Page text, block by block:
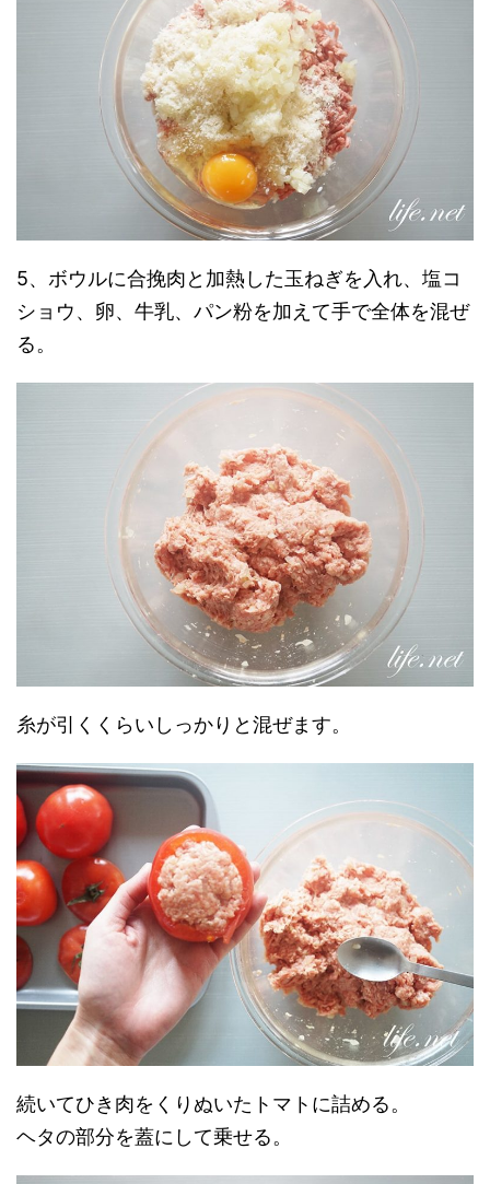
5、ボウルに合挽肉と加熱した玉ねぎを入れ、塩コ
ショウ、卵、牛乳、パン粉を加えて手で全体を混ぜ
る。
糸が引くくらいしっかりと混ぜます。
続いてひき肉をくりぬいたトマトに詰める。
ヘタの部分を蓋にして乗せる。